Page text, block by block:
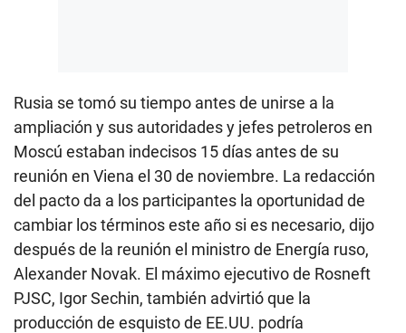
Rusia se tomó su tiempo antes de unirse a la
ampliación y sus autoridades y jefes petroleros en
Moscú estaban indecisos 15 días antes de su
reunión en Viena el 30 de noviembre. La redacción
del pacto da a los participantes la oportunidad de
cambiar los términos este año si es necesario, dijo
después de la reunión el ministro de Energía ruso,
Alexander Novak. El máximo ejecutivo de Rosneft
PJSC, Igor Sechin, también advirtió que la
producción de esquisto de EE.UU. podría